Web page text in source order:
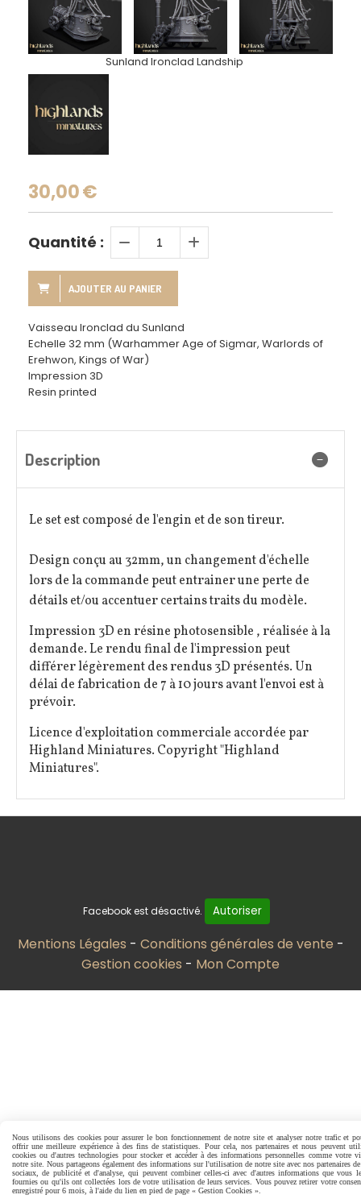
Sunland Ironclad Landship
30,00€
Quantité :
AJOUTER AU PANIER
Vaisseau Ironclad du Sunland
Echelle 32 mm (Warhammer Age of Sigmar, Warlords of
Erehwon, Kings of War)
Impression 3D
Resin printed
Description
Le set est composé de l'engin et de son tireur.
Design conçu au 32mm, un changement d'échelle
lors de la commande peut entrainer une perte de
détails et/ou accentuer certains traits du modèle.
Impression 3D en résine photosensible , réalisée à la
demande. Le rendu final de l'impression peut
différer légèrement des rendus 3D présentés. Un
délai de fabrication de 7 à 10 jours avant l'envoi est à
prévoir.
Licence d'exploitation commerciale accordée par
Highland Miniatures. Copyright "Highland
Miniatures".
Facebook est désactivé. Autoriser
Mentions Légales
Conditions générales de vente
Gestion cookies
Mon Compte
Nous utilisons des cookies pour assurer le bon fonctionnement de notre site et analyser notre trafic et
offrir une meilleure expérience à des fins de statistiques. Pour cela, nos partenaires et nous peuvent
cookies ou d'autres technologies pour stocker et accéder à des informations personnelles comme votre
notre site. Nous partageons également des informations sur l'utilisation de notre site avec nos partenaires
sociaux, de publicité et d'analyse, qui peuvent combiner celles-ci avec d'autres informations que vous
fournies ou qu'ils ont collectées lors de votre utilisation de leurs services. Vous pouvez retirer votre
enregistré pour 6 mois, à l'aide du lien en pied de page « Gestion Cookies ».